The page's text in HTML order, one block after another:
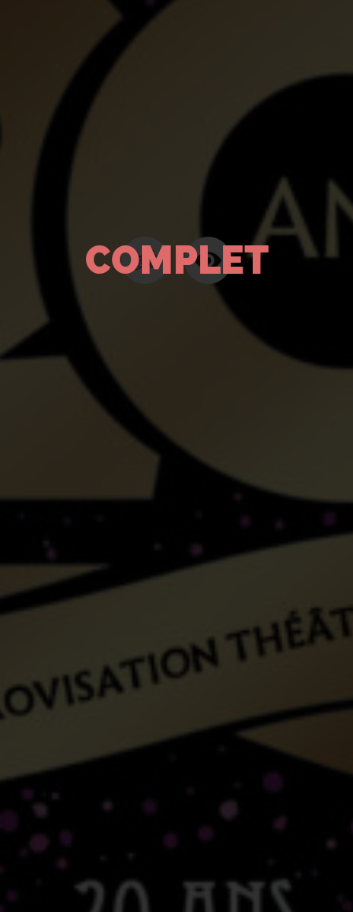
COMPLET